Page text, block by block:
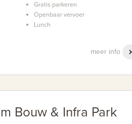
Gratis parkeren
Openbaar vervoer
Lunch
meer info
Bouw & Infra Park